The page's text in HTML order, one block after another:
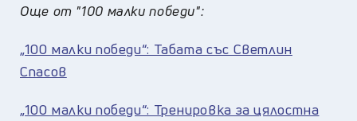
Още от "100 малки победи":
„100 малки победи“: Табата със Светлин
Спасов
„100 малки победи“: Тренировка за цялостна